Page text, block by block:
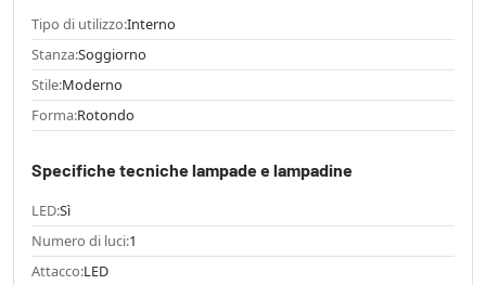
Tipo di utilizzo:Interno
Stanza:Soggiorno
Stile:Moderno
Forma:Rotondo
Specifiche tecniche lampade e lampadine
LED:Sì
Numero di luci:1
Attacco:LED